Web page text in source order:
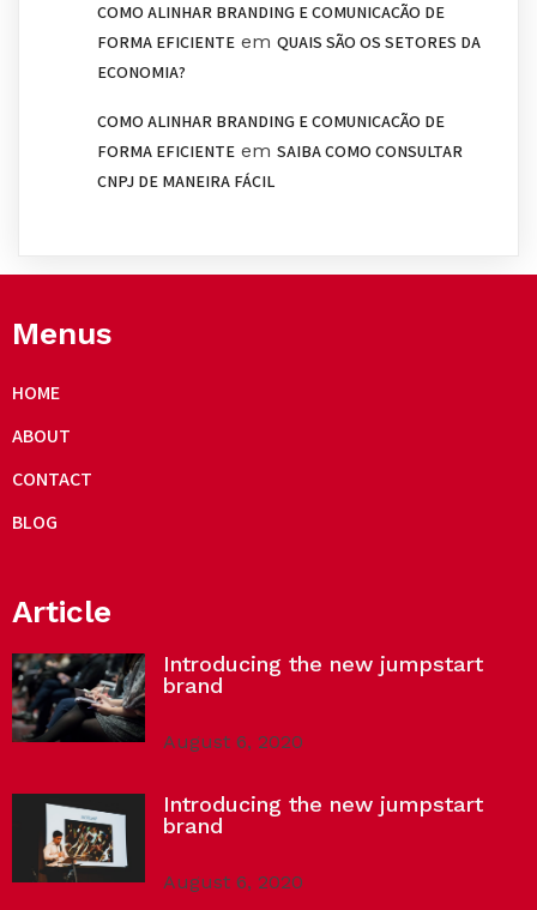
COMO ALINHAR BRANDING E COMUNICAÇÃO DE
FORMA EFICIENTE em QUAIS SÃO OS SETORES DA
ECONOMIA?
COMO ALINHAR BRANDING E COMUNICAÇÃO DE
FORMA EFICIENTE em SAIBA COMO CONSULTAR
CNPJ DE MANEIRA FÁCIL
Menus
HOME
ABOUT
CONTACT
BLOG
Article
Introducing the new jumpstart
brand
August 6, 2020
Introducing the new jumpstart
brand
August 6, 2020